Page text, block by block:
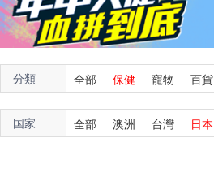
分類 全部 保健 寵物 百貨
国家 全部 澳洲 台灣 日本